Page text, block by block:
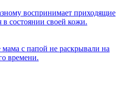
воспринимает приходящие
в состоянии своей кожи.
с папой не раскрывали на
времени.